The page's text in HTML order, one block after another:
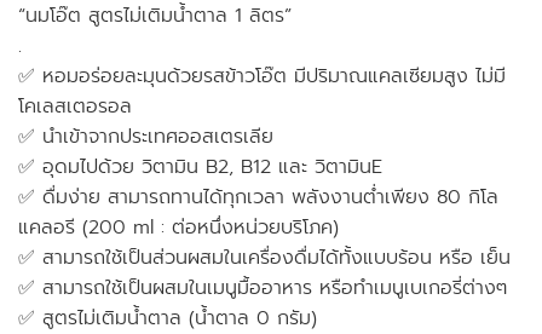
“นมโอ๊ต สูตรไม่เติมน้ำตาล 1 ลิตร”
.
✅ หอมอร่อยละมุนด้วยรสข้าวโอ๊ต มีปริมาณแคลเซียมสูง ไม่มี
โคเลสเตอรอล
✅ นำเข้าจากประเทศออสเตรเลีย
✅ อุดมไปด้วย วิตามิน B2, B12 และ วิตามินE
✅ ดื่มง่าย สามารถทานได้ทุกเวลา พลังงานต่ำเพียง 80 กิโล
แคลอรี (200 ml : ต่อหนึ่งหน่วยบริโภค)
✅ สามารถใช้เป็นส่วนผสมในเครื่องดื่มได้ทั้งแบบร้อน หรือ เย็น
✅ สามารถใช้เป็นผสมในเมนูมื้ออาหาร หรือทำเมนูเบเกอรี่ต่างๆ
✅ สูตรไม่เติมน้ำตาล (น้ำตาล 0 กรัม)